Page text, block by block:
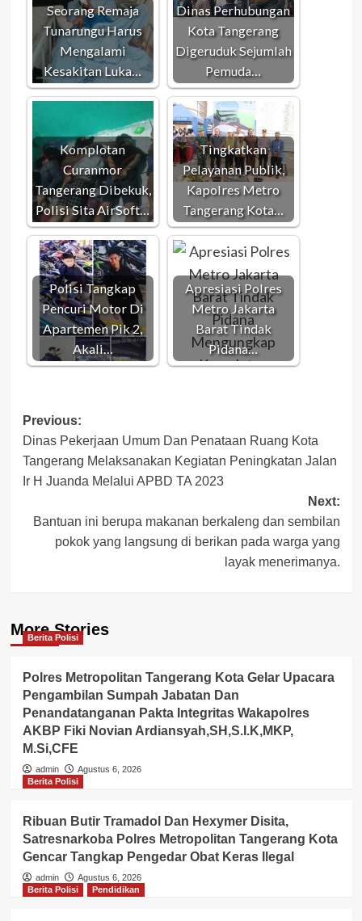
Seorang Remaja
Tunarungu Harus
Mengalami
Kesakitan Luka…
Dinas Perhubungan
Kota Tangerang
Digeruduk Sejumlah
Pemuda…
Komplotan
Curanmor
Tangerang Dibekuk,
Polisi Sita AirSoft…
Tingkatkan
Pelayanan Publik,
Kapolres Metro
Tangerang Kota…
Polisi Tangkap
Pencuri Motor Di
Apartemen Pik 2,
Akali…
Apresiasi Polres
Metro Jakarta
Barat Tindak
Pidana…
Post
navigation
Previous:
Dinas Pekerjaan Umum Dan Penataan Ruang Kota
Tangerang Melaksanakan Kegiatan Peningkatan Jalan
Ir H Juanda Melalui APBD TA 2023
Next:
Bantuan ini berupa makanan berkaleng dan sembilan
pokok yang langsung di berikan pada warga yang
layak menerimanya.
More Stories
Berita Polisi
Polres Metropolitan Tangerang Kota Gelar Upacara
Pengambilan Sumpah Jabatan Dan
Penandatanganan Pakta Integritas Wakapolres
AKBP Fiki Novian Ardiansyah,SH,S.I.K,MKP,
M.Si,CFE
admin
Agustus 6, 2026
Berita Polisi
Ribuan Butir Tramadol Dan Hexymer Disita,
Satresnarkoba Polres Metropolitan Tangerang Kota
Gencar Tangkap Pengedar Obat Keras Ilegal
admin
Agustus 6, 2026
Berita Polisi
Pendidikan